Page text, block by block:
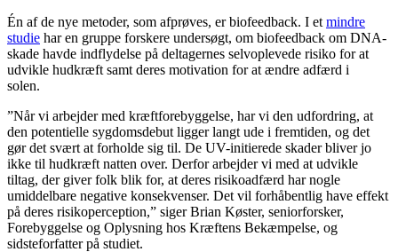
Én af de nye metoder, som afprøves, er biofeedback. I et mindre
studie har en gruppe forskere undersøgt, om biofeedback om DNA-
skade havde indflydelse på deltagernes selvoplevede risiko for at
udvikle hudkræft samt deres motivation for at ændre adfærd i
solen.
”Når vi arbejder med kræftforebyggelse, har vi den udfordring, at
den potentielle sygdomsdebut ligger langt ude i fremtiden, og det
gør det svært at forholde sig til. De UV-initierede skader bliver jo
ikke til hudkræft natten over. Derfor arbejder vi med at udvikle
tiltag, der giver folk blik for, at deres risikoadfærd har nogle
umiddelbare negative konsekvenser. Det vil forhåbentlig have effekt
på deres risikoperception,” siger Brian Køster, seniorforsker,
Forebyggelse og Oplysning hos Kræftens Bekæmpelse, og
sidsteforfatter på studiet.